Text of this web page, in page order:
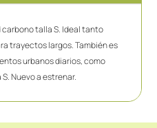
carbono talla S. Ideal tanto
trayectos largos. También es
urbanos diarios, como
Nuevo a estrenar.